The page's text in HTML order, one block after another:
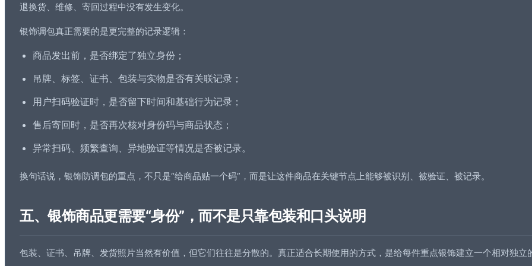
退换货、维修、寄回过程中没有发生变化。
银饰调包真正需要的是更完整的记录逻辑：
商品发出前，是否绑定了独立身份；
吊牌、标签、证书、包装与实物是否有关联记录；
用户扫码验证时，是否留下时间和基础行为记录；
售后寄回时，是否再次核对身份码与商品状态；
异常扫码、频繁查询、异地验证等情况是否被记录。
换句话说，银饰防调包的重点，不只是“给商品贴一个码”，而是让这件商品在关键节点上能够被识别、被验证、被记录。
五、银饰商品更需要“身份”，而不是只靠包装和口头说明
包装、证书、吊牌、发货照片当然有价值，但它们往往是分散的。真正适合长期使用的方式，是给每件重点银饰建立一个相对独立